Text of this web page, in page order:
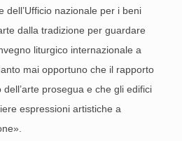
dell’Ufficio nazionale per i beni
dalla tradizione per guardare
liturgico inter­nazionale a
mai opportuno che il rapporto
prosegua e che gli edifici
espressioni artistiche a